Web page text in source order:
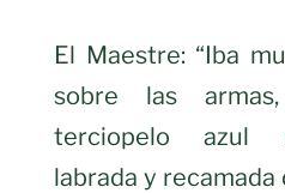
El Maestre: “Iba
sobre las
terciopelo azul
labrada y recamada